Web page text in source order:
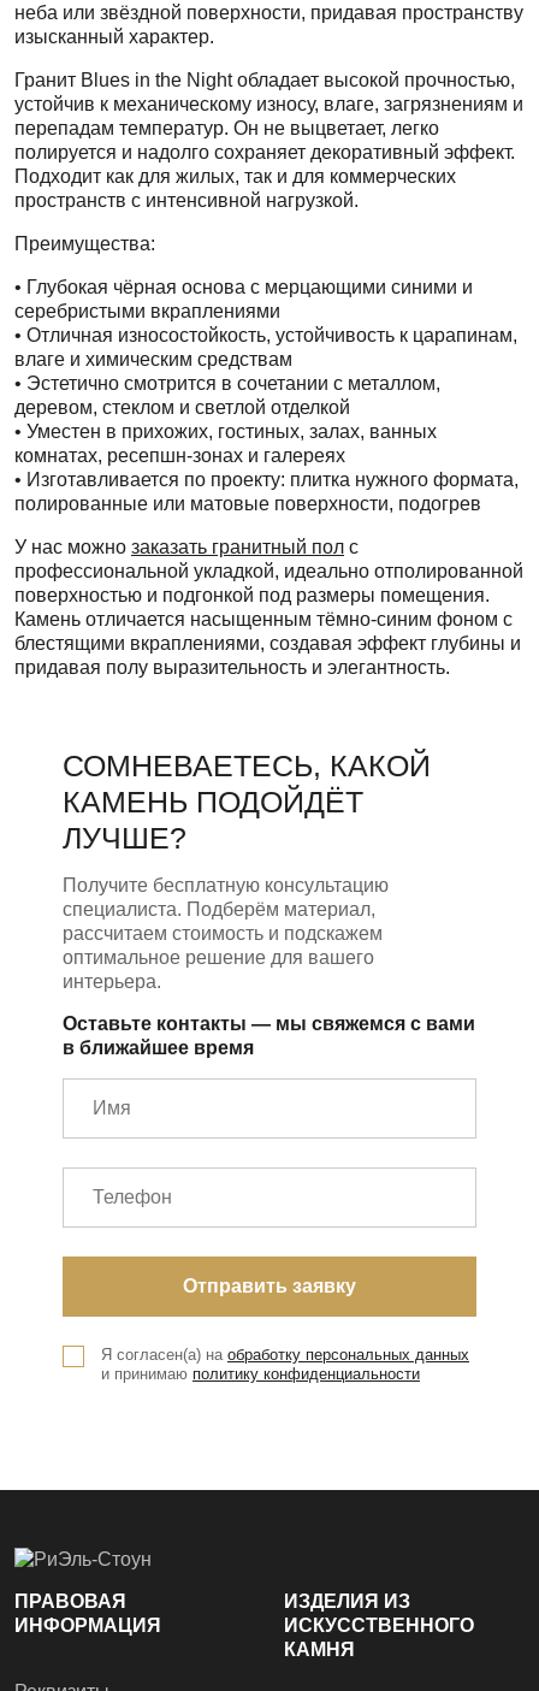
неба или звёздной поверхности, придавая пространству
изысканный характер.
Гранит Blues in the Night обладает высокой прочностью,
устойчив к механическому износу, влаге, загрязнениям и
перепадам температур. Он не выцветает, легко
полируется и надолго сохраняет декоративный эффект.
Подходит как для жилых, так и для коммерческих
пространств с интенсивной нагрузкой.
Преимущества:
• Глубокая чёрная основа с мерцающими синими и
серебристыми вкраплениями
• Отличная износостойкость, устойчивость к царапинам,
влаге и химическим средствам
• Эстетично смотрится в сочетании с металлом,
деревом, стеклом и светлой отделкой
• Уместен в прихожих, гостиных, залах, ванных
комнатах, ресепшн-зонах и галереях
• Изготавливается по проекту: плитка нужного формата,
полированные или матовые поверхности, подогрев
У нас можно заказать гранитный пол с
профессиональной укладкой, идеально отполированной
поверхностью и подгонкой под размеры помещения.
Камень отличается насыщенным тёмно-синим фоном с
блестящими вкраплениями, создавая эффект глубины и
придавая полу выразительность и элегантность.
СОМНЕВАЕТЕСЬ, КАКОЙ
КАМЕНЬ ПОДОЙДЁТ
ЛУЧШЕ?
Получите бесплатную консультацию
специалиста. Подберём материал,
рассчитаем стоимость и подскажем
оптимальное решение для вашего
интерьера.
Оставьте контакты — мы свяжемся с вами
в ближайшее время
Я согласен(а) на обработку персональных данных
и принимаю политику конфиденциальности
ПРАВОВАЯ
ИНФОРМАЦИЯ
ИЗДЕЛИЯ ИЗ
ИСКУССТВЕННОГО
КАМНЯ